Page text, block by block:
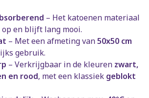
– Het katoenen materiaal
en blijft lang mooi.
– Met een afmeting van50x50 cm
gebruik.
– Verkrijgbaar in de kleuren zwart,
en rood, met een klassiek geblokt